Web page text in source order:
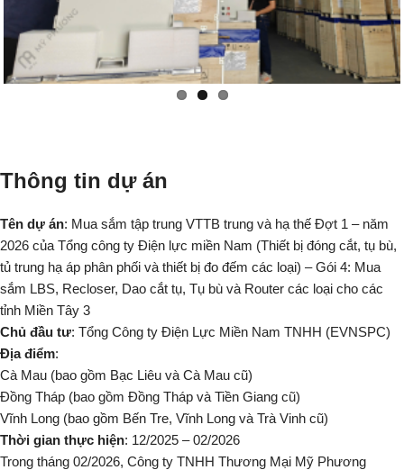
Thông tin dự án
Tên dự án: Mua sắm tập trung VTTB trung và hạ thế Đợt 1 – năm
2026 của Tổng công ty Điện lực miền Nam (Thiết bị đóng cắt, tụ bù,
tủ trung hạ áp phân phối và thiết bị đo đếm các loại) – Gói 4: Mua
sắm LBS, Recloser, Dao cắt tụ, Tụ bù và Router các loại cho các
tỉnh Miền Tây 3
Chủ đầu tư: Tổng Công ty Điện Lực Miền Nam TNHH (EVNSPC)
Địa điểm:
Cà Mau (bao gồm Bạc Liêu và Cà Mau cũ)
Đồng Tháp (bao gồm Đồng Tháp và Tiền Giang cũ)
Vĩnh Long (bao gồm Bến Tre, Vĩnh Long và Trà Vinh cũ)
Thời gian thực hiện: 12/2025 – 02/2026
Trong tháng 02/2026, Công ty TNHH Thương Mại Mỹ Phương